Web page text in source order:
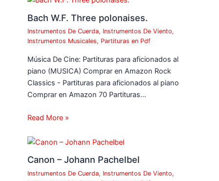
Bach W.F. Three polonaises.
Instrumentos De Cuerda, Instrumentos De Viento,
Instrumentos Musicales, Partituras en Pdf
Música De Cine: Partituras para aficionados al
piano (MUSICA) Comprar en Amazon Rock
Classics - Partituras para aficionados al piano
Comprar en Amazon 70 Partituras…
Read More »
Canon – Johann Pachelbel
Instrumentos De Cuerda, Instrumentos De Viento,